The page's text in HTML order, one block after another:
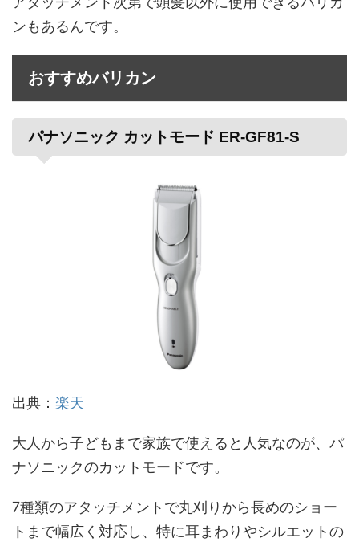
ンもあるんです。
おすすめバリカン
パナソニック カットモード ER-GF81-S
出典： 楽天
大人から子どもまで家族で使えると人気なのが、パ
ナソニックのカットモードです。
7種類のアタッチメントで丸刈りから長めのショー
トまで幅広く対応し、特に耳まわりやシルエットの